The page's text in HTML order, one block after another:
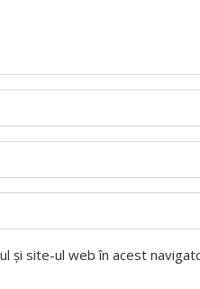
și site-ul web în acest